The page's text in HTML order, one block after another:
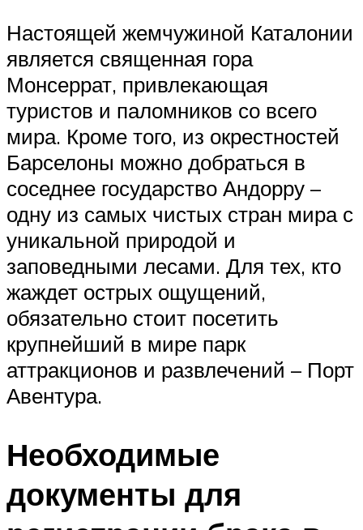
Настоящей жемчужиной Каталонии
является священная гора
Монсеррат, привлекающая
туристов и паломников со всего
мира. Кроме того, из окрестностей
Барселоны можно добраться в
соседнее государство Андорру –
одну из самых чистых стран мира с
уникальной природой и
заповедными лесами. Для тех, кто
жаждет острых ощущений,
обязательно стоит посетить
крупнейший в мире парк
аттракционов и развлечений – Порт
Авентура.
Необходимые
документы для